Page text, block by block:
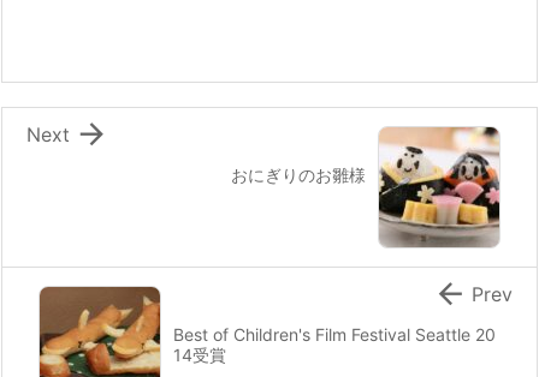
k
おにぎりのお雛様

Next
Best of Children's Film Festival Seattle 20
14受賞
 Prev